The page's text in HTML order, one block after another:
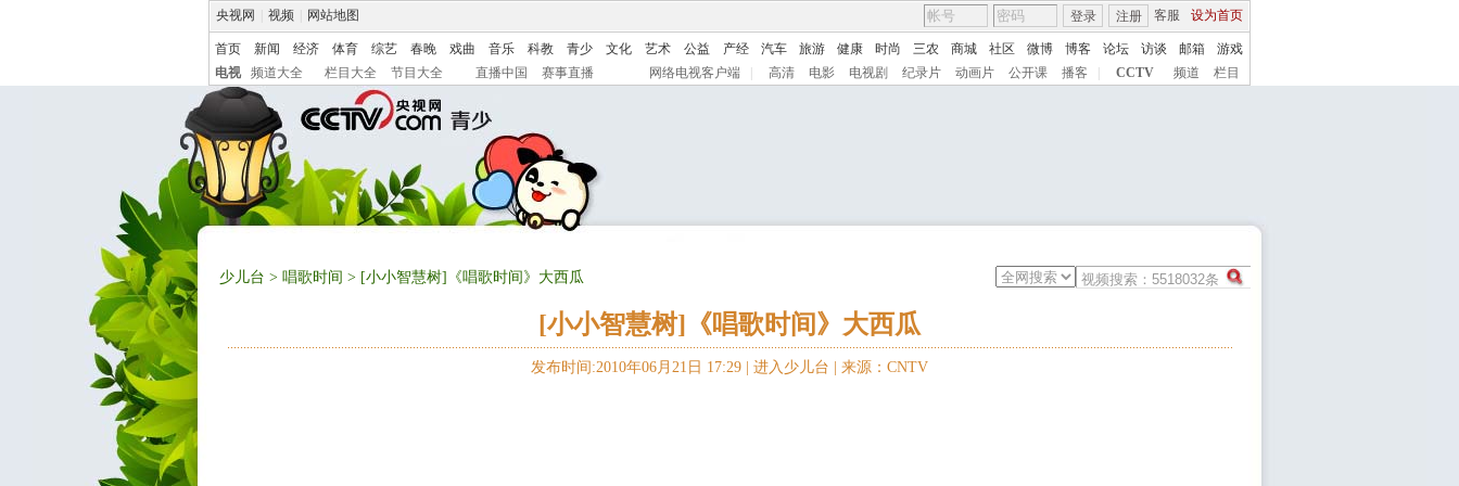
央视网 视频 网站地图 客服 设为首页
登录 注册
首页 新闻 经济 体育 综艺 春晚 戏曲 音乐 科教 青少 文化 艺术 公益 产经 汽车 旅游 健康 时尚 三农 商城 社区 微博 博客 论坛 访谈 邮箱
游戏
电视
频道大全 栏目大全 节目大全 直播中国 赛事直播 网络电视客户端 高清 电影 电视剧 纪录片 动画片 公开课 播客 CCTV 频道 栏目
少儿台 > 唱歌时间 > [小小智慧树]《唱歌时间》大西瓜
[小小智慧树]《唱歌时间》大西瓜
发布时间:2010年06月21日 17:29 | 进入少儿台 来源：CNTV